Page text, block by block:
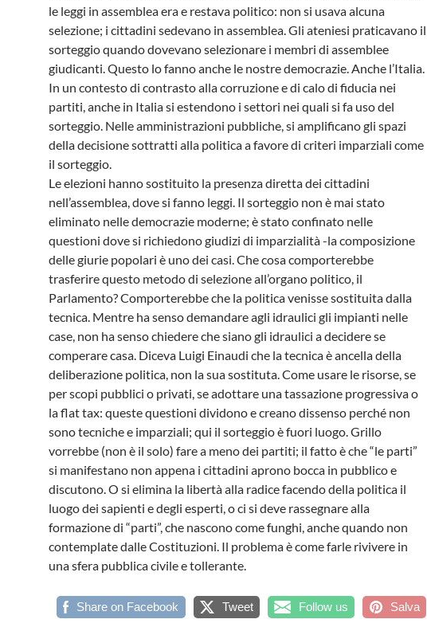
le leggi in assemblea era e restava politico: non si usava alcuna
selezione; i cittadini sedevano in assemblea. Gli ateniesi praticavano il
sorteggio quando dovevano selezionare i membri di assemblee
giudicanti. Questo lo fanno anche le nostre democrazie. Anche l’Italia.
In un contesto di contrasto alla corruzione e di calo di fiducia nei
partiti, anche in Italia si estendono i settori nei quali si fa uso del
sorteggio. Nelle amministrazioni pubbliche, si amplificano gli spazi
della decisione sottratti alla politica a favore di criteri imparziali come
il sorteggio.
Le elezioni hanno sostituito la presenza diretta dei cittadini
nell’assemblea, dove si fanno leggi. Il sorteggio non è mai stato
eliminato nelle democrazie moderne; è stato confinato nelle
questioni dove si richiedono giudizi di imparzialità -la composizione
delle giurie popolari è uno dei casi. Che cosa comporterebbe
trasferire questo metodo di selezione all’organo politico, il
Parlamento? Comporterebbe che la politica venisse sostituita dalla
tecnica. Mentre ha senso demandare agli idraulici gli impianti nelle
case, non ha senso chiedere che siano gli idraulici a decidere se
comperare casa. Diceva Luigi Einaudi che la tecnica è ancella della
deliberazione politica, non la sua sostituta. Come usare le risorse, se
per scopi pubblici o privati, se adottare una tassazione progressiva o
la flat tax: queste questioni dividono e creano dissenso perché non
sono tecniche e imparziali; qui il sorteggio è fuori luogo. Grillo
vorrebbe (non è il solo) fare a meno dei partiti; il fatto è che “le parti”
si manifestano non appena i cittadini aprono bocca in pubblico e
discutono. O si elimina la libertà alla radice facendo della politica il
luogo dei sapienti e degli esperti, o ci si deve rassegnare alla
formazione di “parti”, che nascono come funghi, anche quando non
contemplate dalle Costituzioni. Il problema è come farle rivivere in
una sfera pubblica civile e tollerante.
Share on Facebook Tweet Follow us Salva